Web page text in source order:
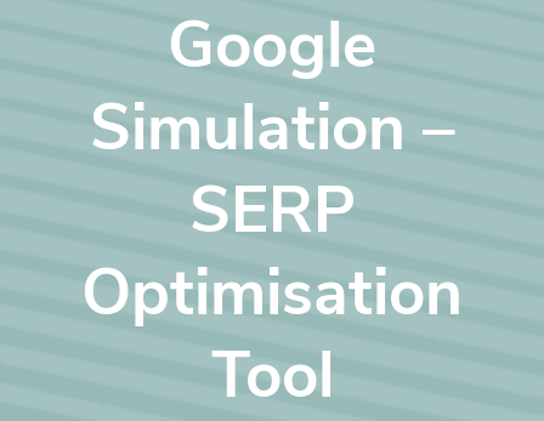
Google
Simulation –
SERP
Optimisation
Tool